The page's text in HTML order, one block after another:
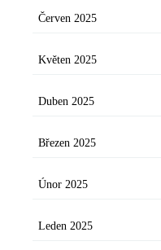
Červen 2025
Květen 2025
Duben 2025
Březen 2025
Únor 2025
Leden 2025